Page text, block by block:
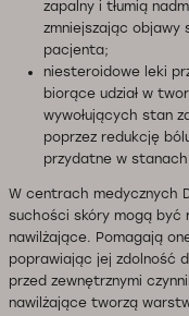
zapalny i tłumią
zmniejszając objawy
pacjenta;
niesteroidowe leki
biorące udział w
wywołujących stan
poprzez redukcję
przydatne w
W centrach medycznych
suchości skóry mogą być
nawilżające. Pomagają
poprawiając jej zdolność
przed zewnętrznymi
nawilżające tworzą